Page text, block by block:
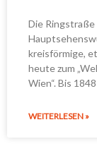
Die Ringstraße
kreisförmige,
heute zum
Wien“. Bis
WEITERLESEN »